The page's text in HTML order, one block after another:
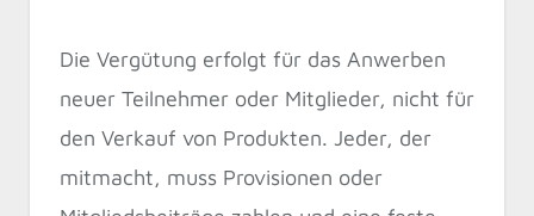
Die Vergütung erfolgt für das Anwerben
neuer Teilnehmer oder Mitglieder, nicht für
den Verkauf von Produkten. Jeder, der
mitmacht, muss Provisionen oder